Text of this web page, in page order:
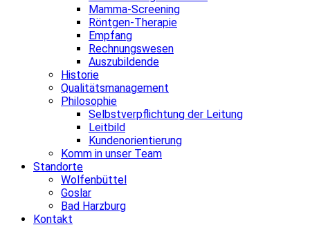
Mamma-Screening
Röntgen-Therapie
Empfang
Rechnungswesen
Auszubildende
Historie
Qualitätsmanagement
Philosophie
Selbstverpflichtung der Leitung
Leitbild
Kundenorientierung
Komm in unser Team
Standorte
Wolfenbüttel
Goslar
Bad Harzburg
Kontakt